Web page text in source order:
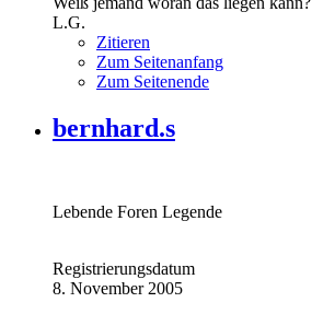
L.G.
Zitieren
Zum Seitenanfang
Zum Seitenende
bernhard.s
Lebende Foren Legende
Registrierungsdatum
8. November 2005